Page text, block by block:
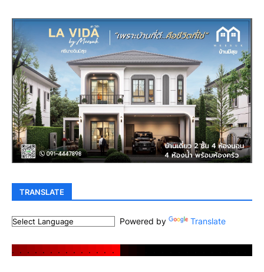
TRANSLATE
Powered by Translate
. . . . . . . . . . . . . .